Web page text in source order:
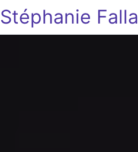
Stéphanie Falla